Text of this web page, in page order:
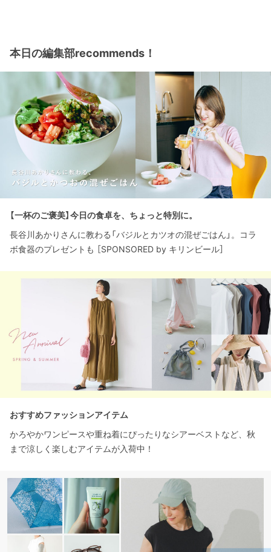
本日の編集部recommends！
【一杯のご褒美】今日の食卓を、ちょっと特別に。
長谷川あかりさんに教わる「バジルとカツオの混ぜごはん」。コラ
ボ食器のプレゼントも ［SPONSORED by キリンビール］
おすすめファッションアイテム
かろやかワンピースや重ね着にぴったりなシアーベストなど、秋
まで涼しく楽しむアイテムが入荷中！